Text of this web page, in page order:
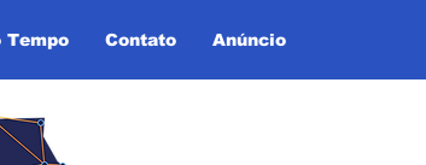
Tempo Contato Anúncio